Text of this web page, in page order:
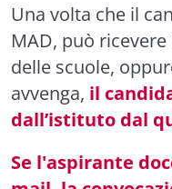
Una volta che il
MAD, può
delle scuole,
avvenga, il
dall’istituto dal
Se l'aspirante